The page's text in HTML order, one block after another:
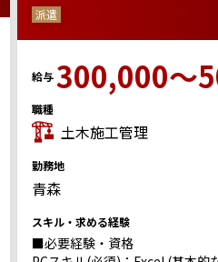
派遣
給与300,000～
職種
土木施工管理
勤務地
青森
スキル・求める経験
■必要経験・資格